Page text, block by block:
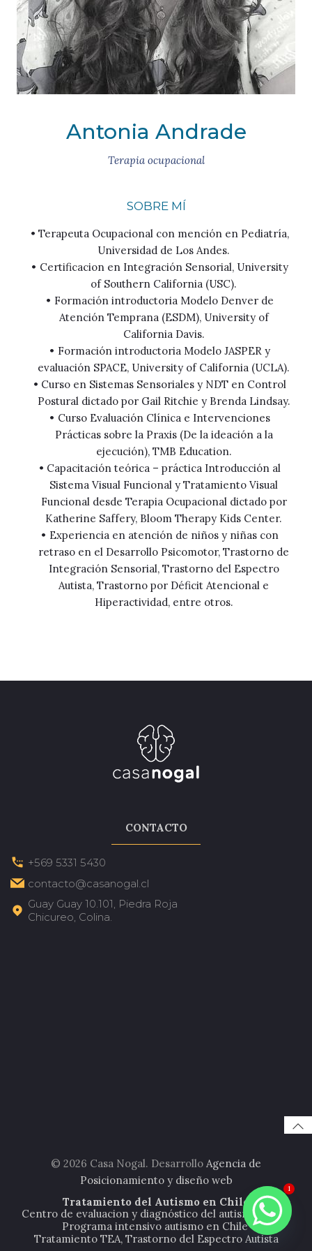
Antonia Andrade
Terapia ocupacional
SOBRE MÍ
Terapeuta Ocupacional con mención en Pediatría,
Universidad de Los Andes.
Certificacion en Integración Sensorial, University
of Southern California (USC).
⁠Formación introductoria Modelo Denver de
Atención Temprana (ESDM), University of
California Davis.
Formación introductoria Modelo JASPER y
evaluación SPACE, University of California (UCLA).
Curso en Sistemas Sensoriales y NDT en Control
Postural dictado por Gail Ritchie y Brenda Lindsay.
Curso Evaluación Clínica e Intervenciones
Prácticas sobre la Praxis (De la ideación a la
ejecución), TMB Education.
⁠⁠Capacitación teórica – práctica Introducción al
Sistema Visual Funcional y Tratamiento Visual
Funcional desde Terapia Ocupacional dictado por
Katherine Saffery, Bloom Therapy Kids Center.
Experiencia en atención de niños y niñas con
retraso en el Desarrollo Psicomotor, Trastorno de
Integración Sensorial, Trastorno del Espectro
Autista, Trastorno por Déficit Atencional e
Hiperactividad, entre otros.
CONTACTO
+569 5331 5430
contacto@casanogal.cl
Guay Guay 10.101, Piedra Roja
Chicureo, Colina.
© 2026 Casa Nogal. Desarrollo Agencia de
Posicionamiento y diseño web
Tratamiento del Autismo en Chile
Centro de evaluacion y diagnóstico del autismo (TEA).
Programa intensivo autismo en Chile
Tratamiento TEA, Trastorno del Espectro Autista
1